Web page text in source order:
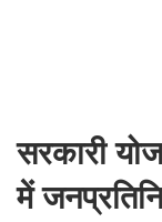
सरकारी
में